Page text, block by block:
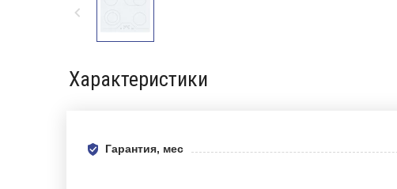
Характеристики
Гарантия, мес